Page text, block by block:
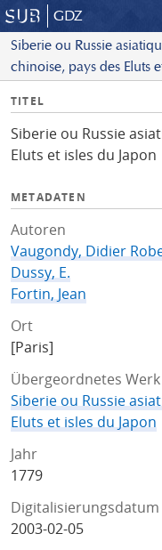
GDZ
Siberie ou Russie
chinoise, pays des Eluts
I
f
o
TITEL
Siberie ou Russie
Eluts et isles du Japon
METADATEN
Autoren
Vaugondy, Didier
Dussy, E.
Fortin, Jean
Ort
[Paris]
Übergeordnetes Werk
Siberie ou Russie
Eluts et isles du Japon
Jahr
1779
Digitalisierungsdatum
2003-02-05